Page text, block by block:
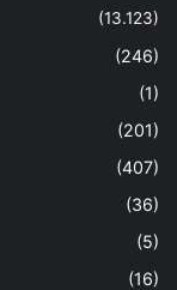
(13.123)
(246)
(1)
(201)
(407)
(36)
(5)
(16)